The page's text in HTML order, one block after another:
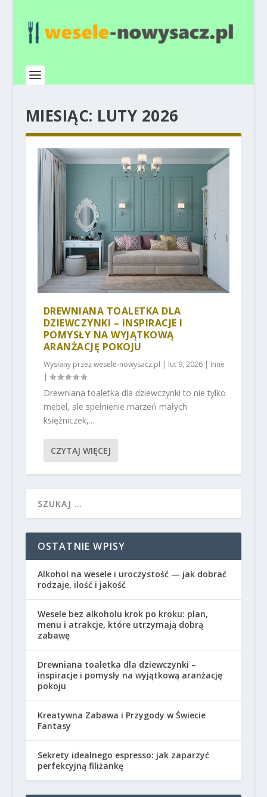
MIESIĄC: LUTY 2026
DREWNIANA TOALETKA DLA
DZIEWCZYNKI – INSPIRACJE I
POMYSŁY NA WYJĄTKOWĄ
ARANŻACJĘ POKOJU
Wysłany przezwesele-nowysacz.pl | lut 9, 2026| Inne
|
Drewniana toaletka dla dziewczynki to nie tylko
mebel, ale spełnienie marzeń małych
księżniczek,...
CZYTAJ WIĘCEJ
OSTATNIE WPISY
Alkohol na wesele i uroczystość — jak dobrać
rodzaje, ilość i jakość
Wesele bez alkoholu krok po kroku: plan,
menu i atrakcje, które utrzymają dobrą
zabawę
Drewniana toaletka dla dziewczynki –
inspiracje i pomysły na wyjątkową aranżację
pokoju
Kreatywna Zabawa i Przygody w Świecie
Fantasy
Sekrety idealnego espresso: jak zaparzyć
perfekcyjną filiżankę